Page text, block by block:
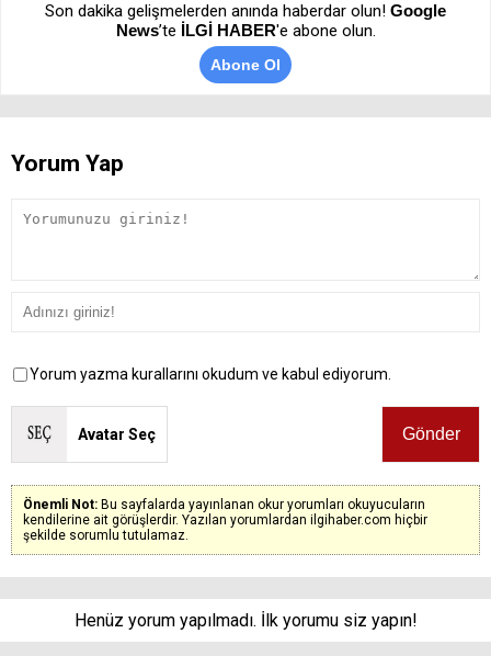
Son dakika gelişmelerden anında haberdar olun! Google
News’te İLGİ HABER'e abone olun.
Abone Ol
Yorum Yap
Yorum yazma kurallarını okudum ve kabul ediyorum.
Avatar Seç
Önemli Not: Bu sayfalarda yayınlanan okur yorumları okuyucuların
kendilerine ait görüşlerdir. Yazılan yorumlardan ilgihaber.com hiçbir
şekilde sorumlu tutulamaz.
Henüz yorum yapılmadı. İlk yorumu siz yapın!